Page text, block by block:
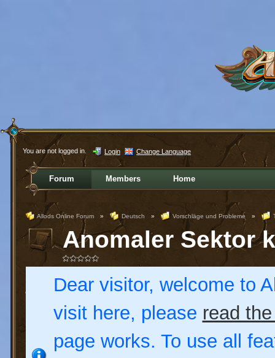
You are not logged in. Login Change Language
Forum Members Home
Allods Online Forum » Deutsch » Vorschläge und Probleme »
Anomaler Sektor
Dear visitor, welcome to
visit here, please read
page works. To use all